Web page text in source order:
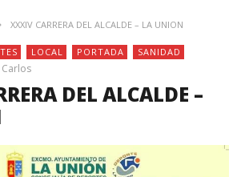
XXXIV CARRERA DEL ALCALDE – LA UNION
LOCAL PORTADA SANIDAD
Carlos
DEL ALCALDE –